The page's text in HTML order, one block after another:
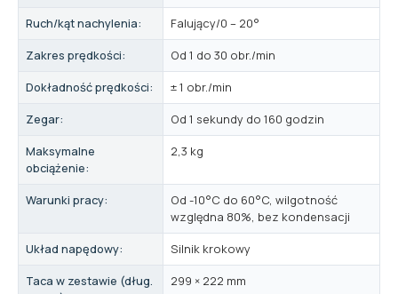
Ruch/kąt nachylenia:
Falujący/0 – 20°
Zakres prędkości:
Od 1 do 30 obr./min
Dokładność prędkości:
± 1 obr./min
Zegar:
Od 1 sekundy do 160 godzin
Maksymalne
obciążenie:
2,3 kg
Warunki pracy:
Od -10°C do 60°C, wilgotność
względna 80%, bez kondensacji
Układ napędowy:
Silnik krokowy
Taca w zestawie (dług.
299 × 222 mm